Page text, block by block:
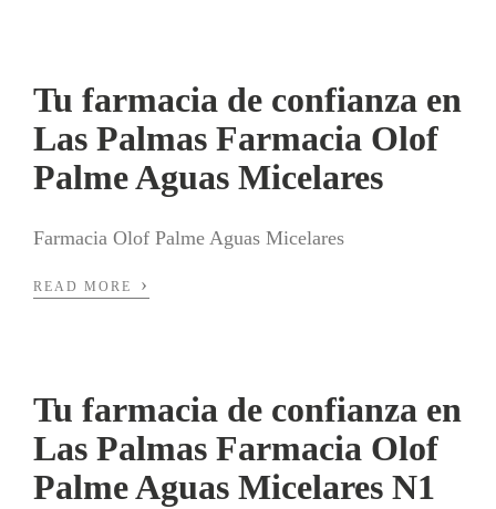
Tu farmacia de confianza en
Las Palmas Farmacia Olof
Palme Aguas Micelares
Farmacia Olof Palme Aguas Micelares
READ MORE ›
Tu farmacia de confianza en
Las Palmas Farmacia Olof
Palme Aguas Micelares N1